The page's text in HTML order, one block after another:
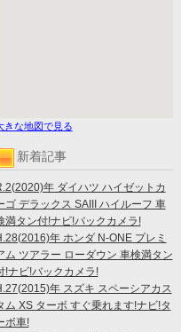
きな地図で見る
新着記事
年 ダイハツ ハイゼットカ
ゴ デラックス SAIII ハイルーフ 車
満タン付!ナビ!バックカメラ!
年 ホンダ N-ONE プレミ
ム ツアラー ローダウン 車検満タン
!ナビ!バックカメラ!
年 スズキ スペーシアカス
ム XS ターボ すぐ乗れます!ナビ!タ
ボ車!